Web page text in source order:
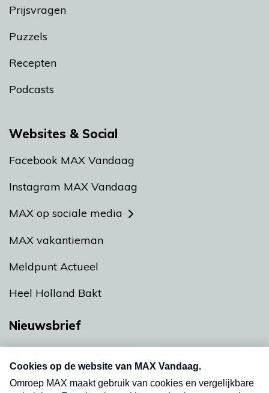
Prijsvragen
Puzzels
Recepten
Podcasts
Websites & Social
Facebook MAX Vandaag
Instagram MAX Vandaag
MAX op sociale media
MAX vakantieman
Meldpunt Actueel
Heel Holland Bakt
Nieuwsbrief
nieuwsbrief. Elke vrijdag- en dinsdagochtend in
uw mailbox.